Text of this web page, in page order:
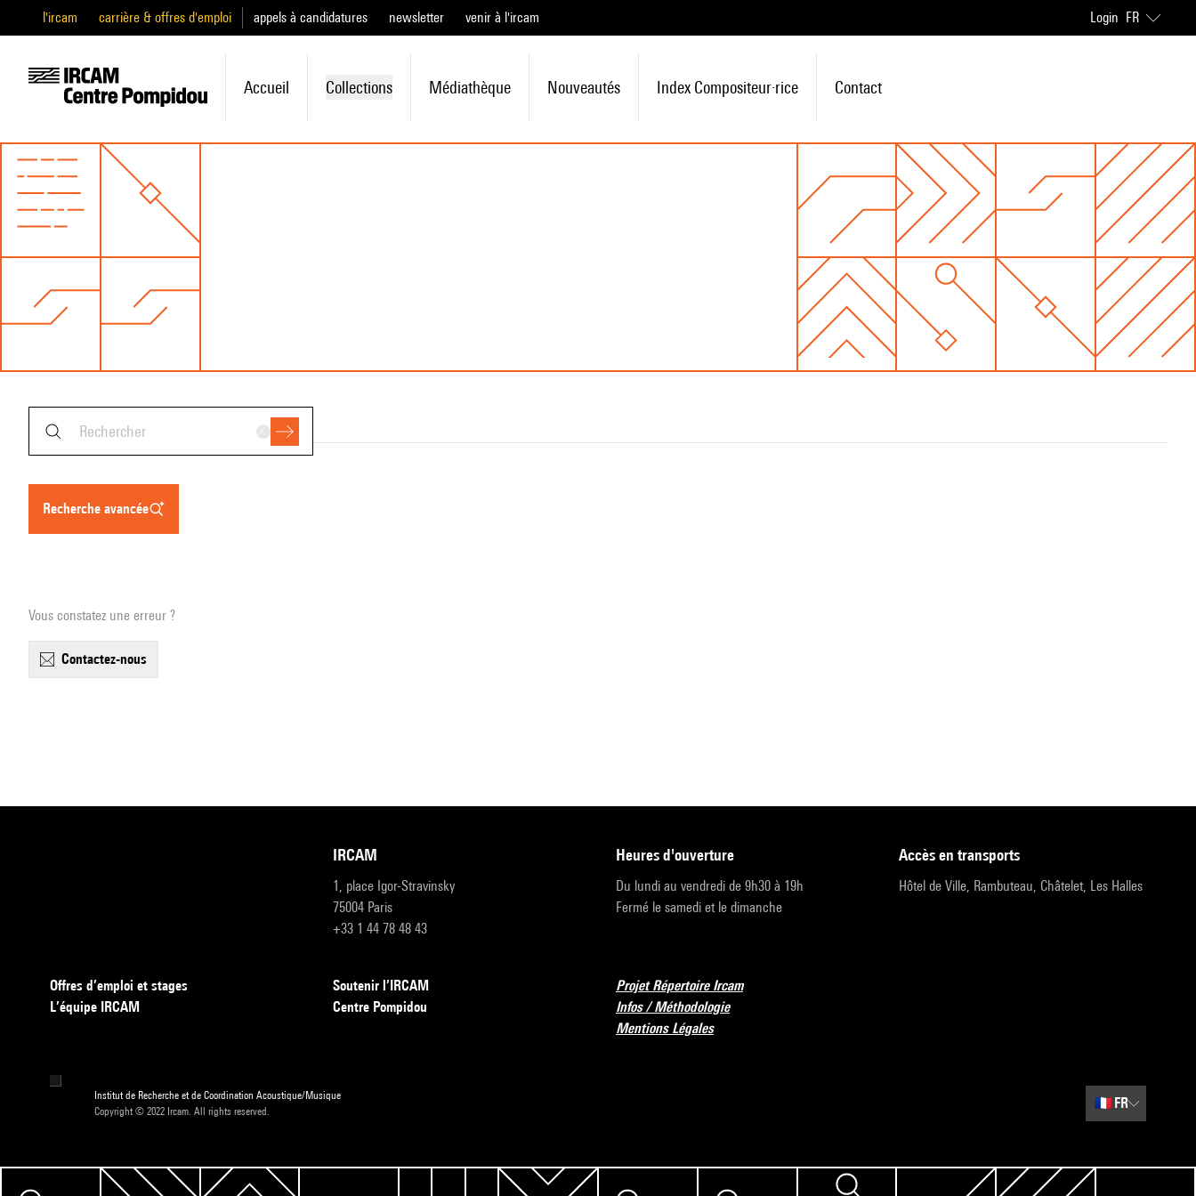
l'ircam carrière & offres d'emploi appels à candidatures newsletter venir à l'ircam Login FR
Accueil Collections Médiathèque Nouveautés Index Compositeur·rice Contact
recherche avancée
Vous constatez une erreur ?
contactez-nous
IRCAM
1, place Igor-Stravinsky
75004 Paris
+33 1 44 78 48 43
heures d'ouverture
Du lundi au vendredi de 9h30 à 19h
Fermé le samedi et le dimanche
accès en transports
Hôtel de Ville, Rambuteau, Châtelet, Les Halles
Offres d’emploi et stages
L’équipe IRCAM
Soutenir l’IRCAM
Centre Pompidou
Projet Répertoire Ircam
Infos / Méthodologie
Mentions Légales
Institut de Recherche et de Coordination Acoustique/Musique
Copyright © 2022 Ircam. All rights reserved.
🇫🇷 FR